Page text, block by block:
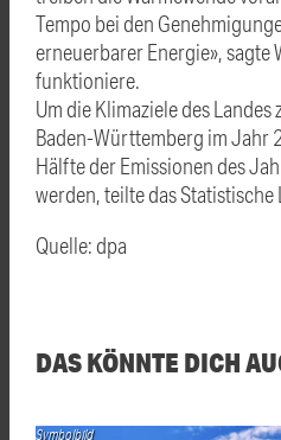
Tempo bei den
erneuerbarer Energie», sagte
funktioniere.
Um die Klimaziele des
Baden-Württemberg im Jahr
Hälfte der Emissionen des
werden, teilte das Statistische
Quelle: dpa
DAS KÖNNTE DICH
Symbolbild